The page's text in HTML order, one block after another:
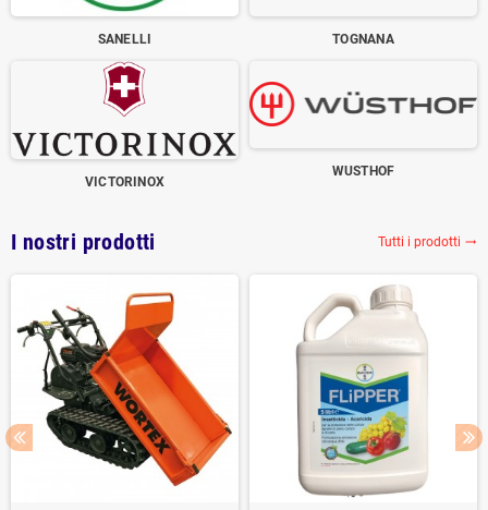
SANELLI TOGNANA
VICTORINOX
WUSTHOF
I nostri prodotti Tutti i prodotti trending_flat